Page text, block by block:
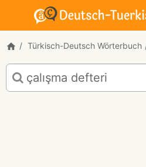
Türkisch-Deutsch Wörterbuch
Türkisch-
Deutsch
Übersetzung